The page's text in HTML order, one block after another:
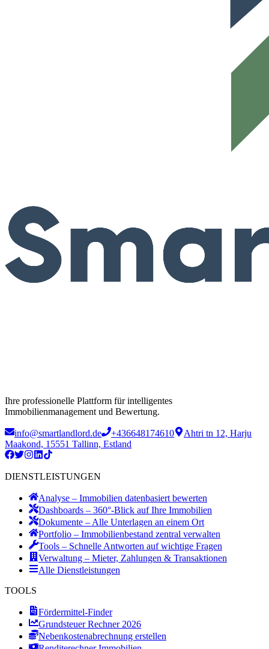
Ihre professionelle Plattform für intelligentes
Immobilienmanagement und Bewertung.
info@smartlandlord.de +436648174610
Ahtri tn 12, Harju
Maakond, 15551 Tallinn, Estland
DIENSTLEISTUNGEN
Analyse – Immobilien datenbasiert bewerten
Dashboards – 360°-Blick auf Ihre Immobilien
Dokumente – Alle Unterlagen an einem Ort
Portfolio – Immobilienbestand zentral verwalten
Tools – Schnelle Antworten auf wichtige Fragen
Verwaltung – Mieter, Zahlungen & Transaktionen
Alle Dienstleistungen
TOOLS
Fördermittel-Finder
Grundsteuer Rechner 2026
Nebenkostenabrechnung erstellen